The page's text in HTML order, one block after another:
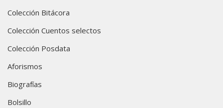
Colección Bitácora
Colección Cuentos selectos
Colección Posdata
Aforismos
Biografías
Bolsillo